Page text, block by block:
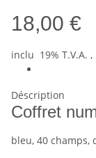
18,00 €
inclu 19% T.V.A. ,
Déscription
Coffret
bleu, 40 champs,